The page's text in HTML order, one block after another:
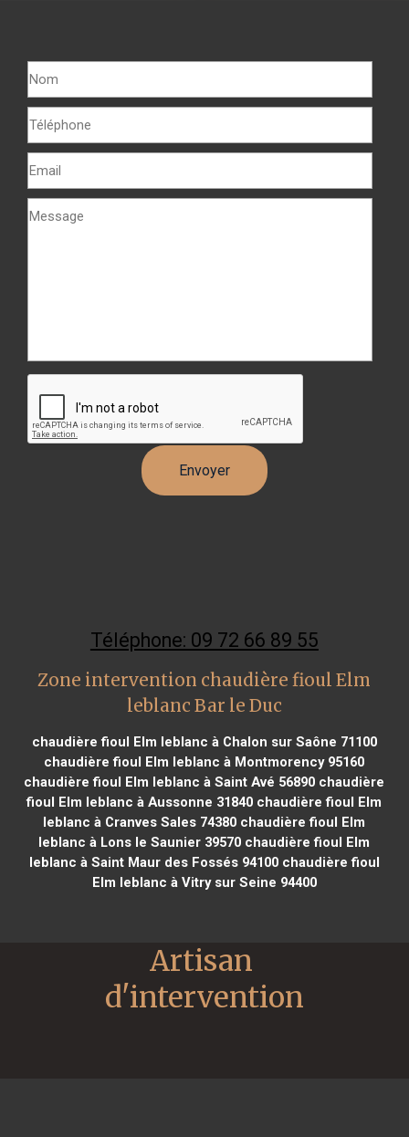
Téléphone: 09 72 66 89 55
Zone intervention chaudière fioul Elm
leblanc Bar le Duc
chaudière fioul Elm leblanc à Chalon sur Saône 71100
chaudière fioul Elm leblanc à Montmorency 95160
chaudière fioul Elm leblanc à Saint Avé 56890 chaudière
fioul Elm leblanc à Aussonne 31840 chaudière fioul Elm
leblanc à Cranves Sales 74380 chaudière fioul Elm
leblanc à Lons le Saunier 39570 chaudière fioul Elm
leblanc à Saint Maur des Fossés 94100chaudière fioul
Elm leblanc à Vitry sur Seine 94400
Artisan
d'intervention